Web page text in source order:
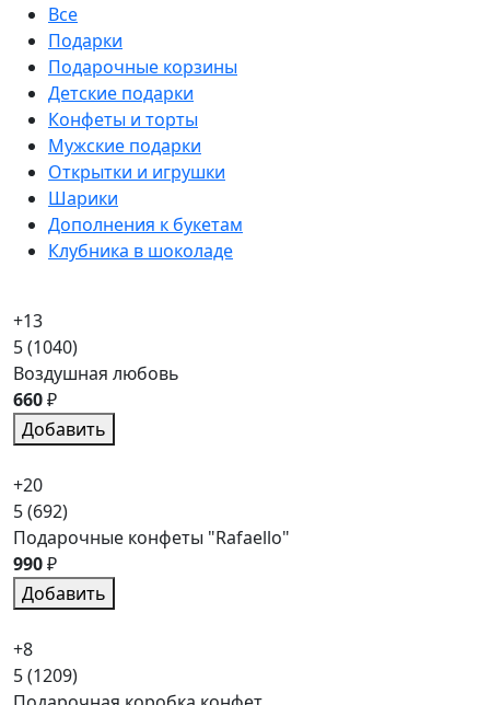
Все
Подарки
Подарочные корзины
Детские подарки
Конфеты и торты
Мужские подарки
Открытки и игрушки
Шарики
Дополнения к букетам
Клубника в шоколаде
+13
5(1040)
Воздушная любовь
660₽
Добавить
+20
5(692)
Подарочные конфеты "Rafaello"
990₽
Добавить
+8
5(1209)